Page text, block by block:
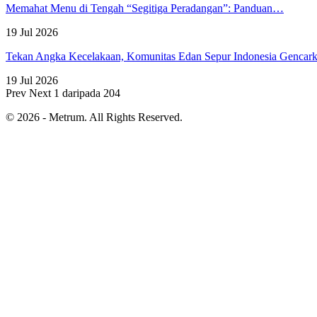
Memahat Menu di Tengah “Segitiga Peradangan”: Panduan…
19 Jul 2026
Tekan Angka Kecelakaan, Komunitas Edan Sepur Indonesia
19 Jul 2026
Prev Next 1 daripada 204
© 2026 - Metrum. All Rights Reserved.